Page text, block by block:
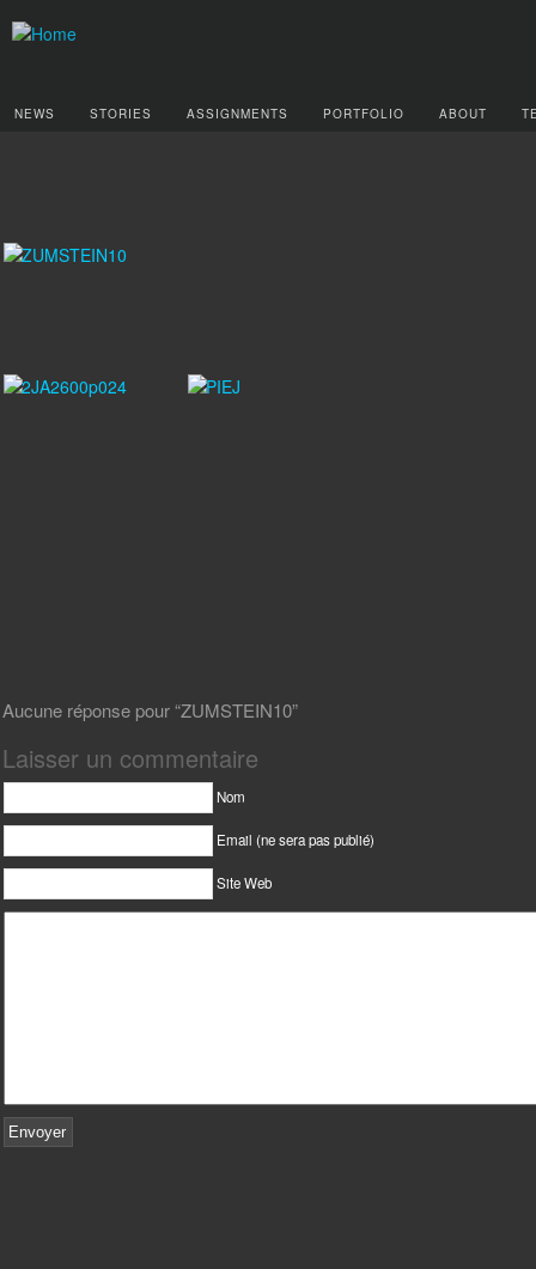
NEWS STORIES ASSIGNMENTS PORTFOLIO ABOUT
Aucune réponse pour “ZUMSTEIN10”
Laisser un commentaire
Nom
Email (ne sera pas publié)
Site Web